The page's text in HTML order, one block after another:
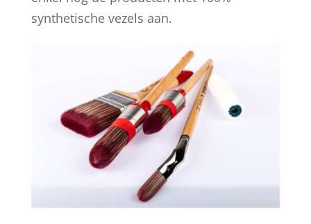
synthetische vezels aan.